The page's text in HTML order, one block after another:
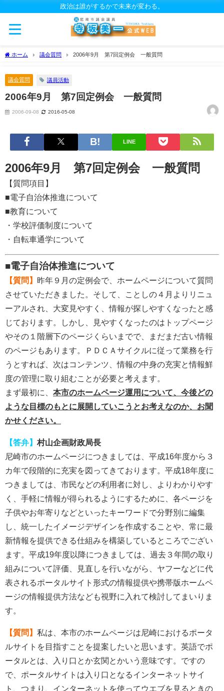
政治は誰がするかで未来が変わる。
ホーム 議会質問 2006年9月 第7回定例会 一般質問
議会質問 議員活動
2006年9月 第7回定例会 一般質問
2006-09-08 2016-05-08
LINE
2006年9月 第7回定例会 一般質問
【質問項目】
■電子自治体推進について
■教育について
・学校評価制度について
・自転車通学について
■電子自治体推進について
【質問】 昨年９月の定例会で、ホームページについて質問
させていただきました。そして、ことしの４月よりリニュ
ーアルされ、大変見やすく、情報が探しやすくなったと感
じております。しかし、見やすくなったのはトップページ
やその１階層下のページくらいまでで、まだまだ古い情報
のページもあります。ＰＤＣＡサイクルに従って業務を行
うとすれば、次はコンテンツ、情報の中身の充実と情報鮮
度の管理に取り組むことが必要と考えます。
まず最初に、 本市のホームページ運用について、今後どの
ような目標のもとに展開していこうとお考えなのか、お聞
かせください。
【答弁】 村山企画財政局長
尼崎市のホームページにつきましては、平成16年度から３
カ年で段階的に充実を図ってきております。平成18年度に
つきましては、市民などの利用者に対し、よりわかりやす
く、手軽に情報が得られるようにするために、各ページを
子供やお年寄りなどといったキーワードで分野別に編集
し、統一したイメージデザインを作成することや、常に最
新情報を提供できる仕組みを構築しているところでござい
ます。平成19年度以降につきましては、過去３年間の取り
組みについて評価、見直しを行いながら、ヤフーなどに代
表されるポータルサイト形式の情報提供や携帯版ホームペ
ージの情報提供方法なども視野に入れて検討してまいりま
す。
【質問】 私は、本市のホームページは尼崎におけるポータ
ルサイトを目指すことを提案したいと思います。英語でポ
ータルとは、入り口とか玄関とかいう意味です。ですの
で、ポータルサイトは入り口となるインターネットサイ
ト、つまり、インターネットを使ってウエブを見るときの